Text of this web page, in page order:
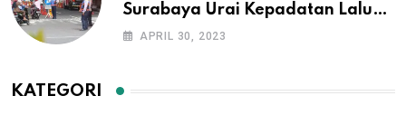
Surabaya Urai Kepadatan Lalu
Lintas di Lokasi Wisata
APRIL 30, 2023
KATEGORI